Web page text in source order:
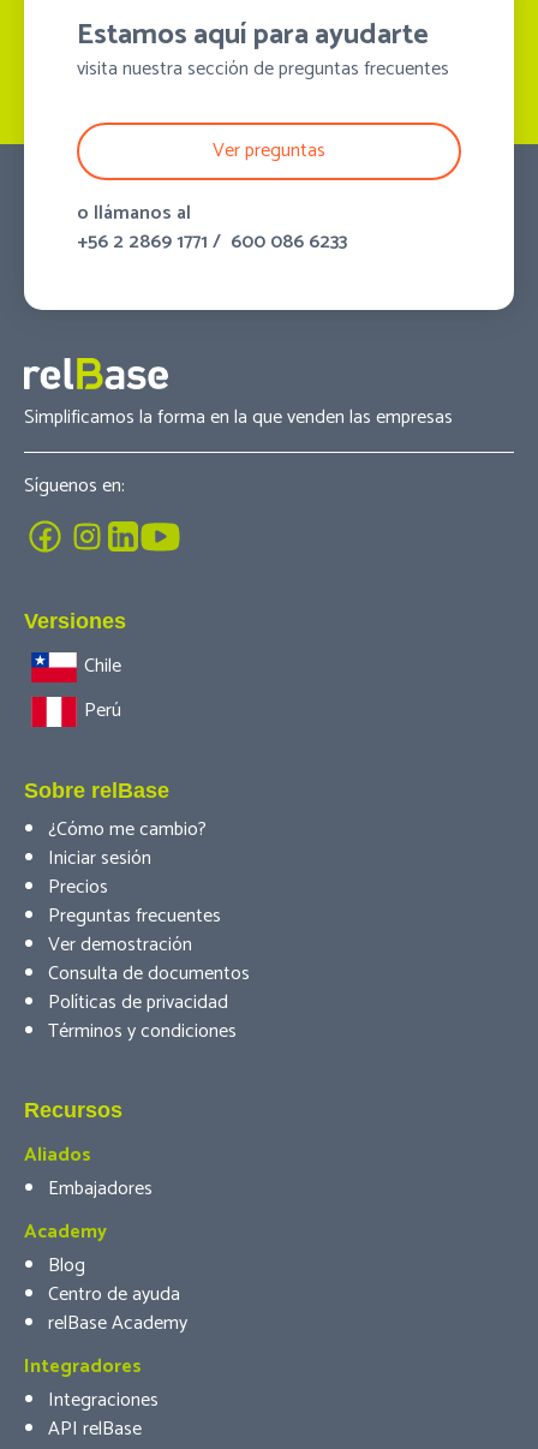
Estamos aquí para ayudarte
visita nuestra sección de preguntas frecuentes
Ver preguntas
o llámanos al
+56 2 2869 1771/ 600 086 6233
Simplificamos la forma en la que venden las empresas
Síguenos en:
Versiones
Chile
Perú
Sobre relBase
¿Cómo me cambio?
Iniciar sesión
Precios
Preguntas frecuentes
Ver demostración
Consulta de documentos
Políticas de privacidad
Términos y condiciones
Recursos
Aliados
Embajadores
Academy
Blog
Centro de ayuda
relBase Academy
Integradores
Integraciones
API relBase